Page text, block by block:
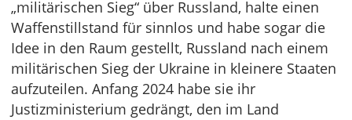
„militärischen Sieg“ über Russland, halte einen
Waffenstillstand für sinnlos und habe sogar die
Idee in den Raum gestellt, Russland nach einem
militärischen Sieg der Ukraine in kleinere Staaten
aufzuteilen. Anfang 2024 habe sie ihr
Justizministerium gedrängt, den im Land